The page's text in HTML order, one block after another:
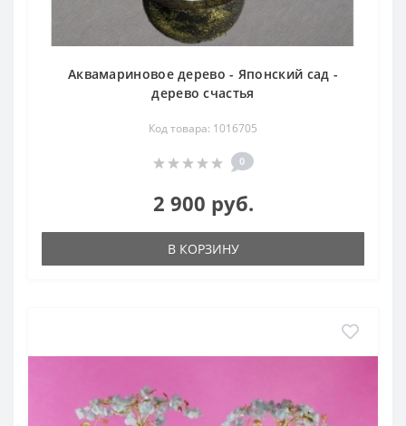
Аквамариновое дерево - Японский сад -
дерево счастья
Код товара: 1016705
0
2 900 руб.
В КОРЗИНУ